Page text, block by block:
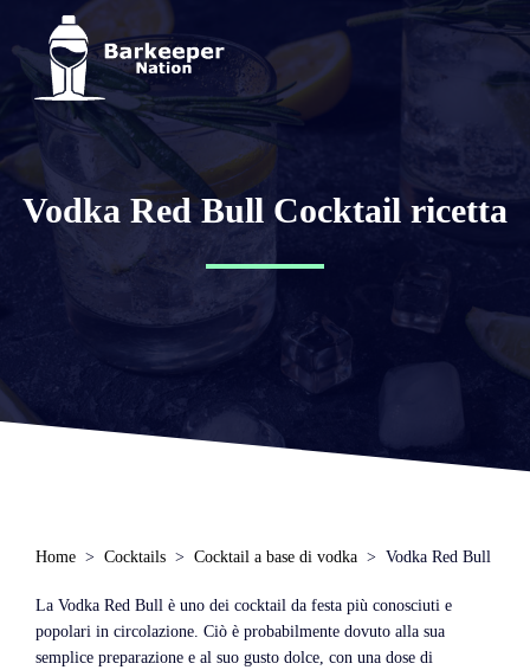
Vodka Red Bull Cocktail ricetta
Home Cocktails Cocktail a base di vodka Vodka Red Bull
La Vodka Red Bull è uno dei cocktail da festa più conosciuti e
popolari in circolazione. Ciò è probabilmente dovuto alla sua
semplice preparazione e al suo gusto dolce, con una dose di